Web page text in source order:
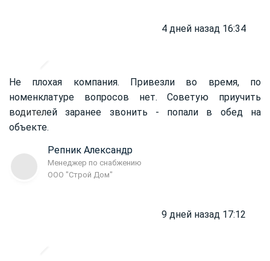
4 дней назад 16:34
Не плохая компания. Привезли во время, по
номенклатуре вопросов нет. Советую приучить
водителей заранее звонить - попали в обед на
объекте.
Репник Александр
Менеджер по снабжению
ООО "Строй Дом"
9 дней назад 17:12